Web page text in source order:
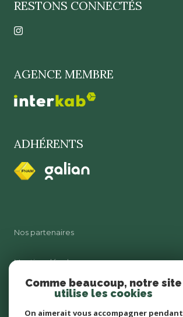
RESTONS CONNECTÉS
AGENCE MEMBRE
ADHÉRENTS
Nos partenaires
Mentions légales
Comme beaucoup, notre site
utilise les cookies
On aimerait vous accompagner pendant